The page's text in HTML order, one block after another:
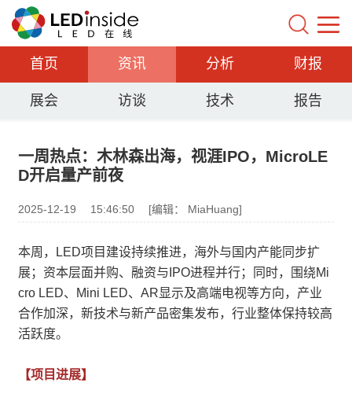
首页 资讯 分析 财报
展会 访谈 技术 报告
一周热点：木林森出海，视涯IPO，MicroLE
D开启量产前夜
2025-12-19 15:46:50 [编辑： MiaHuang]
本周，LED项目建设持续推进，海外与国内产能同步扩
展；资本层面并购、融资与IPO进程并行；同时，围绕Mi
cro LED、Mini LED、AR显示及高端电视等方向，产业
合作加深，新技术与新产品密集发布，行业整体保持较高
活跃度。
【项目进展】